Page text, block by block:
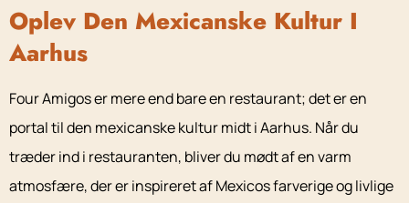
Oplev Den Mexicanske Kultur I
Aarhus
Four Amigos er mere end bare en restaurant; det er en
portal til den mexicanske kultur midt i Aarhus. Når du
træder ind i restauranten, bliver du mødt af en varm
atmosfære, der er inspireret af Mexicos farverige og livlige